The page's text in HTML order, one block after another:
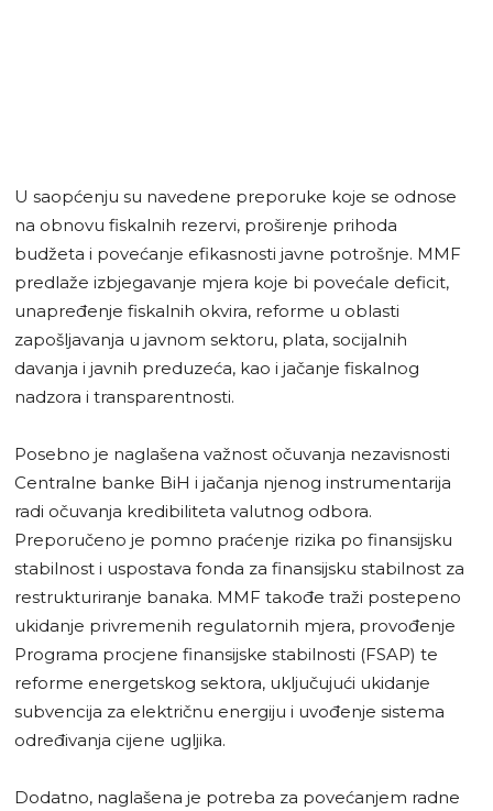
U saopćenju su navedene preporuke koje se odnose
na obnovu fiskalnih rezervi, proširenje prihoda
budžeta i povećanje efikasnosti javne potrošnje. MMF
predlaže izbjegavanje mjera koje bi povećale deficit,
unapređenje fiskalnih okvira, reforme u oblasti
zapošljavanja u javnom sektoru, plata, socijalnih
davanja i javnih preduzeća, kao i jačanje fiskalnog
nadzora i transparentnosti.
Posebno je naglašena važnost očuvanja nezavisnosti
Centralne banke BiH i jačanja njenog instrumentarija
radi očuvanja kredibiliteta valutnog odbora.
Preporučeno je pomno praćenje rizika po finansijsku
stabilnost i uspostava fonda za finansijsku stabilnost za
restrukturiranje banaka. MMF takođe traži postepeno
ukidanje privremenih regulatornih mjera, provođenje
Programa procjene finansijske stabilnosti (FSAP) te
reforme energetskog sektora, uključujući ukidanje
subvencija za električnu energiju i uvođenje sistema
određivanja cijene ugljika.
Dodatno, naglašena je potreba za povećanjem radne